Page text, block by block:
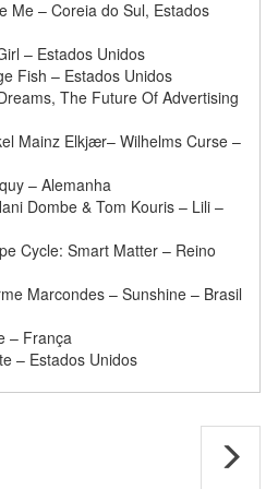
Me – Coreia do Sul, Estados
– Estados Unidos
Fish – Estados Unidos
The Future Of Advertising
Mainz Elkjær– Wilhelms Curse –
– Alemanha
Dombe & Tom Kouris – Lili –
Cycle: Smart Matter – Reino
Marcondes – Sunshine – Brasil
– França
– Estados Unidos